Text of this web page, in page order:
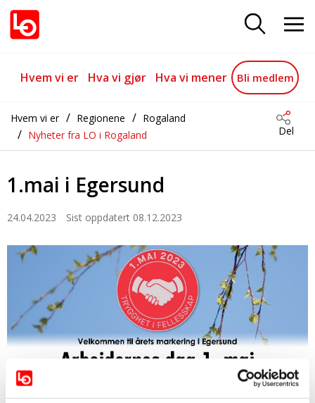
1.mai i Egersund
Gå til hovedinnhold
Gå til navigasjon
Hvem vi er Hva vi gjør Hva vi mener Bli medlem
Hvem vi er Regionene
Rogaland
Nyheter fra LO i Rogaland
Del
1.mai i Egersund
24.04.2023 Sist oppdatert 08.12.2023